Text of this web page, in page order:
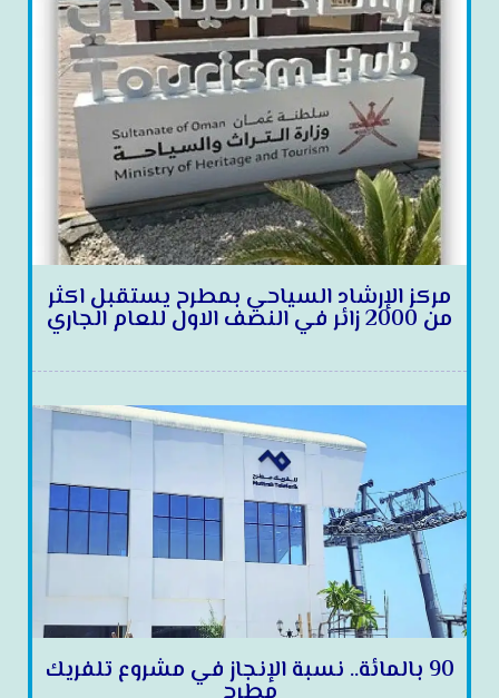
مركز الإرشاد السياحي بمطرح يستقبل اكثر
من 2000 زائر في النصف الاول للعام الجاري
90 بالمائة.. نسبة الإنجاز في مشروع تلفريك